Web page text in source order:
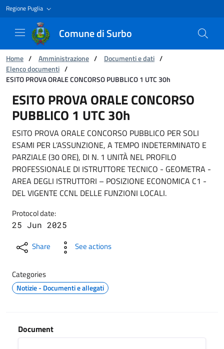
Regione Puglia
Comune di Surbo
You are:
Home / Amministrazione / Documenti e dati /
Elenco documenti /
ESITO PROVA ORALE CONCORSO PUBBLICO 1 UTC 30h
ESITO PROVA ORALE CONCORSO PUBBLICO
ESITO PROVA ORALE CONCORSO
PUBBLICO 1 UTC 30h
ESITO PROVA ORALE CONCORSO PUBBLICO PER SOLI
ESAMI PER L’ASSUNZIONE, A TEMPO INDETERMINATO E
PARZIALE (30 ORE), DI N. 1 UNITÀ NEL PROFILO
PROFESSIONALE DI ISTRUTTORE TECNICO - GEOMETRA -
AREA DEGLI ISTRUTTORI – POSIZIONE ECONOMICA C1 -
DEL VIGENTE CCNL DELLE FUNZIONI LOCALI.
Protocol date:
25 Jun 2025
Share See actions
Categories
Notizie - Documenti e allegati
Document